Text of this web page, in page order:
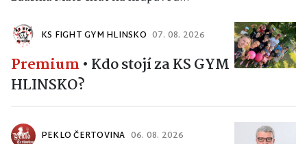
KS FIGHT GYM HLINSKO 07. 08. 2026
Premium • Kdo stojí za KS GYM
HLINSKO?
PEKLO ČERTOVINA 06. 08. 2026